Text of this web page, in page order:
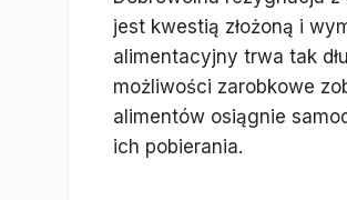
jest kwestią złożoną i
alimentacyjny trwa tak
możliwości zarobkowe
alimentów osiągnie
ich pobierania.